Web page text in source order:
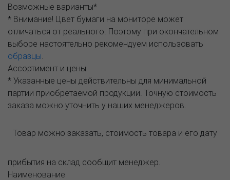
Возможные варианты*
* Внимание! Цвет бумаги на мониторе может
отличаться от реального. Поэтому при окончательном
выборе настоятельно рекомендуем использовать
образцы
Ассортимент и цены
* Указанные цены действительны для минимальной
партии приобретаемой продукции. Точную стоимость
заказа можно уточнить у наших менеджеров.
Товар можно заказать, стоимость товара и его дату
прибытия на склад сообщит менеджер.
Наименование